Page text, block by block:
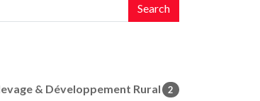
Search
& Développement Rural 2